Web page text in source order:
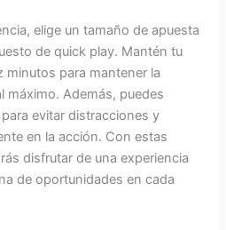
elige un tamaño de apuesta
de quick play. Mantén tu
minutos para mantener la
máximo. Además, puedes
evitar distracciones y
en la acción. Con estas
disfrutar de una experiencia
de oportunidades en cada